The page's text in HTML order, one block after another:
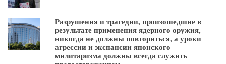
Разрушения и трагедии, произошедшие в
результате применения ядерного оружия,
никогда не должны повториться, а уроки
агрессии и экспансии японского
милитаризма должны всегда служить